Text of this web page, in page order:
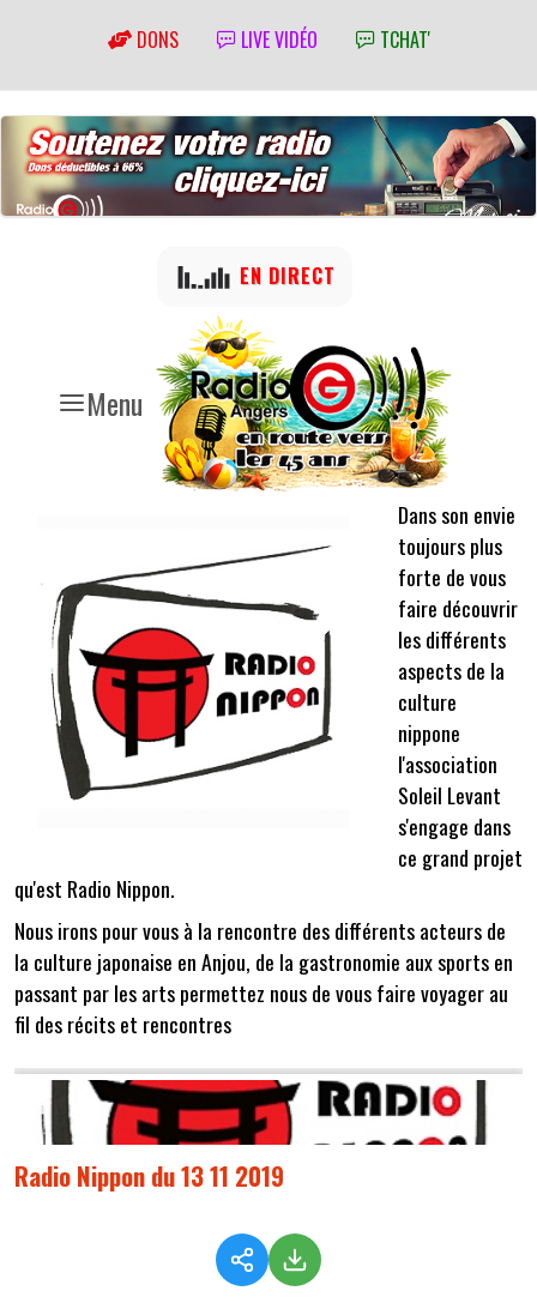
DONS LIVE VIDÉO TCHAT'
Menu
EN DIRECT
Dans son envie
toujours plus
forte de vous
faire découvrir
les différents
aspects de la
culture
nippone
l'association
Soleil Levant
s'engage dans
ce grand projet
qu'est Radio Nippon.
Nous irons pour vous à la rencontre des différents acteurs de
la culture japonaise en Anjou, de la gastronomie aux sports en
passant par les arts permettez nous de vous faire voyager au
fil des récits et rencontres
Radio Nippon du 13 11 2019